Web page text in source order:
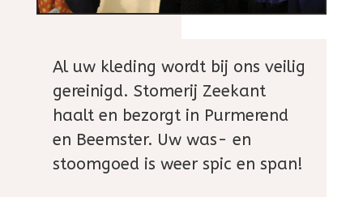
Al uw kleding wordt bij ons veilig
gereinigd. Stomerij Zeekant
haalt en bezorgt in Purmerend
en Beemster. Uw was- en
stoomgoed is weer spic en span!